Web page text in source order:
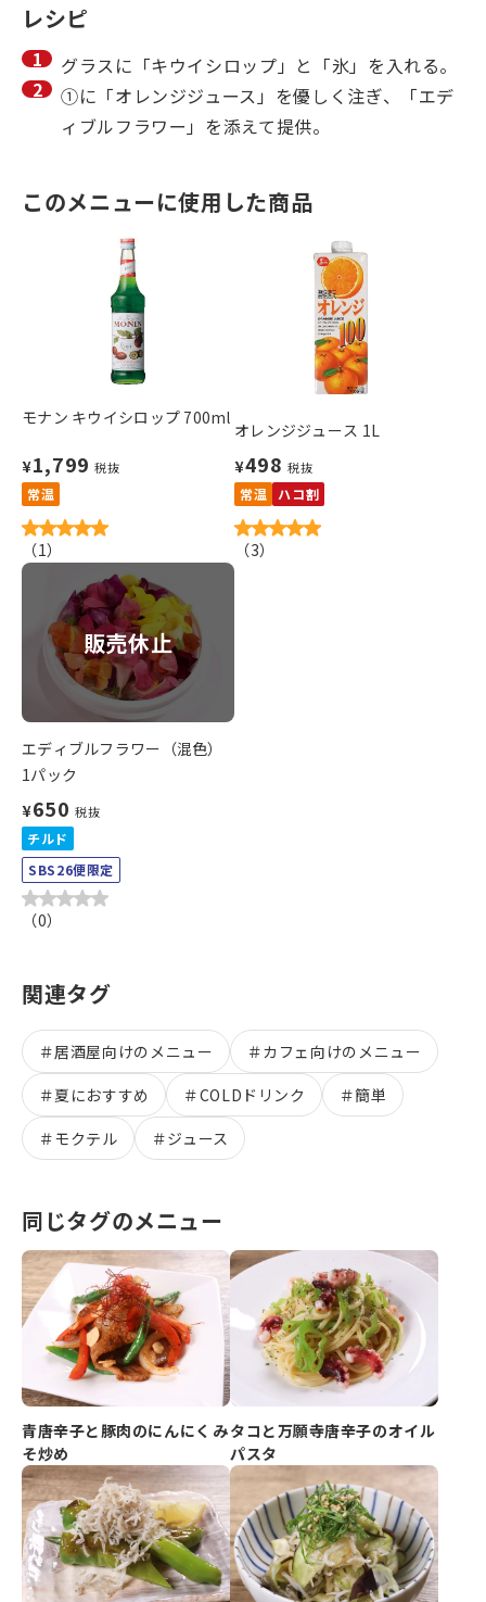
レシピ
グラスに「キウイシロップ」と「氷」を入れる。
①に「オレンジジュース」を優しく注ぎ、「エデ
ィブルフラワー」を添えて提供。
このメニューに使用した商品
モナン キウイシロップ 700ml
¥1,799 税抜
常温
（1）
オレンジジュース 1L
¥498 税抜
常温 ハコ割
（3）
販売休止
エディブルフラワー（混色）
1パック
¥650 税抜
チルド
SBS26便限定
（0）
関連タグ
＃居酒屋向けのメニュー ＃カフェ向けのメニュー
＃夏におすすめ ＃COLDドリンク ＃簡単
＃モクテル ＃ジュース
同じタグのメニュー
青唐辛子と豚肉のにんにくみ
そ炒め
タコと万願寺唐辛子のオイル
パスタ